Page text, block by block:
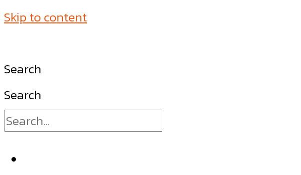
Skip to content
Search
Search